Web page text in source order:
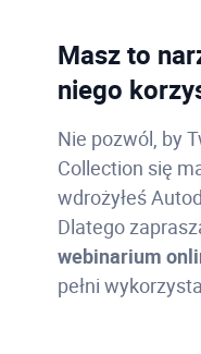
Masz to
niego
Nie pozwól, by
Collection się
wdrożyłeś
Dlatego
webinarium
pełni